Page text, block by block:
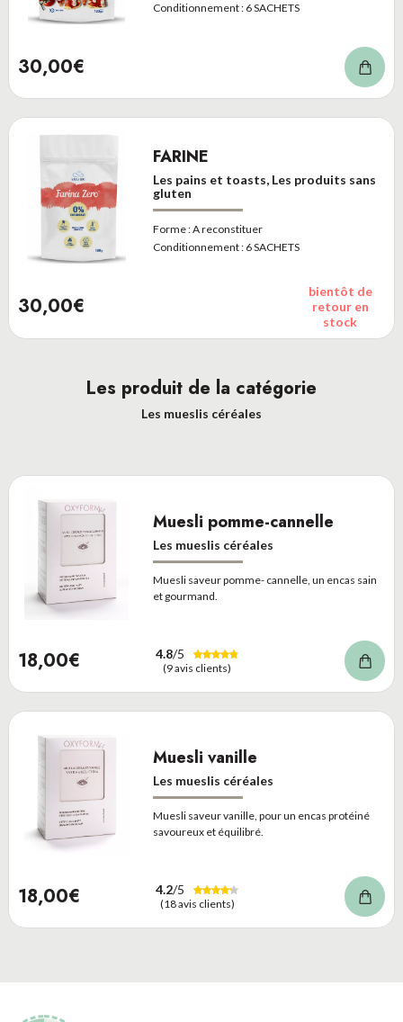
Conditionnement : 6 SACHETS
30,00€
FARINE
Les pains et toasts, Les produits sans
gluten
Forme :A reconstituer
Conditionnement : 6 SACHETS
30,00€
bientôt de
retour en
stock
Les produit de la catégorie
Les mueslis céréales
Muesli pomme-cannelle
Les mueslis céréales
Muesli saveur pomme- cannelle, un encas sain
et gourmand.
18,00€ 4.8/5
(9 avis clients)
Muesli vanille
Les mueslis céréales
Muesli saveur vanille, pour un encas protéiné
savoureux et équilibré.
18,00€ 4.2/5
(18 avis clients)